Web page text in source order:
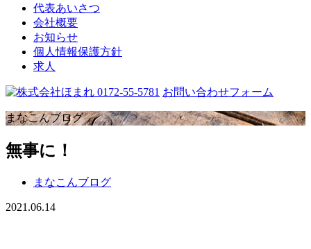
代表あいさつ
会社概要
お知らせ
個人情報保護方針
求人
0172-55-5781 お問い合わせフォーム
まなこんブログ
無事に！
まなこんブログ
2021.06.14